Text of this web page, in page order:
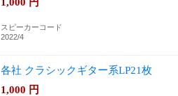
スピーカーコード
2022/4
各社 クラシックギター系LP21枚
1,000 円